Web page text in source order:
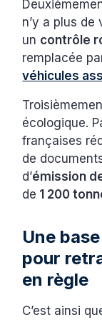
n’y a plus
un contrôle
remplacée
véhicules
écologique.
françaises
de
d’émission
de 1 200
Une
pour
en règle
C’est ainsi